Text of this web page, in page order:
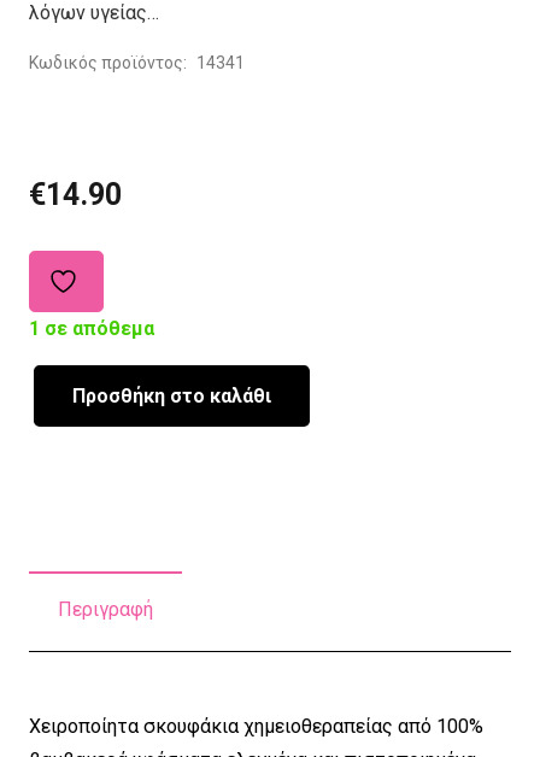
λόγων υγείας…
Κωδικός προϊόντος: 14341
€14.90
1 σε απόθεμα
Σκουφάκι
Προσθήκη στο καλάθι
Περιγραφή
Χειροποίητα σκουφάκια χημειοθεραπείας από 100%